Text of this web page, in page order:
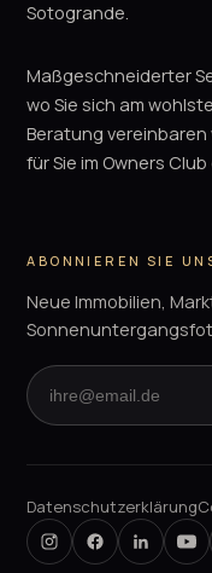
Sotogrande.
Maßgeschneiderter
wo Sie sich am
Beratung vereinbaren
für Sie im Owners
ABONNIEREN SIE
Neue Immobilien,
Datenschutzerklärung